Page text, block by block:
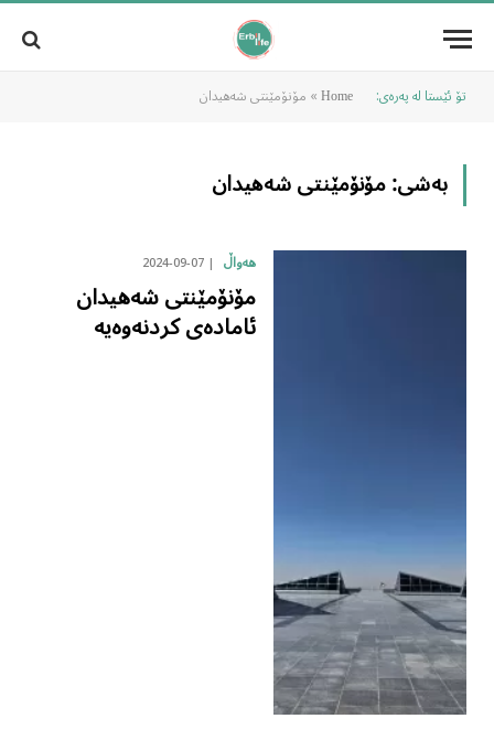
تۆ ئێستا لە پەرەی: Home
» مۆنۆمێنتی شەهیدان
بەشی:مۆنۆمێنتی شەهیدان
هەواڵ 2024-09-07
مۆنۆمێنتی شەهیدان
ئامادەی کردنەوەیە